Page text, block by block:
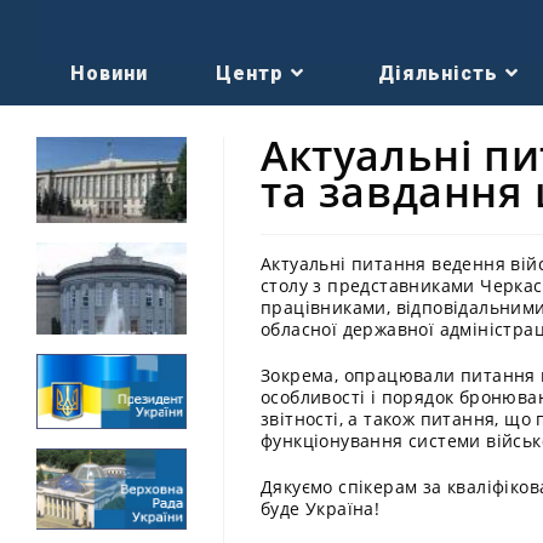
Новини Центр Діяльність
Актуальні
та
Актуальні питання ведення
столу з представниками
працівниками,
обласної державної
Зокрема, опрацювали питання
особливості і порядок
звітності, а також питання, що
функціонування системи
Дякуємо спікерам за
буде Україна!